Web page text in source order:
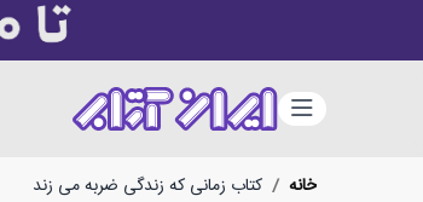
دسته‌بندی
خانه / کتاب زمانی که زندگی ضربه می زند